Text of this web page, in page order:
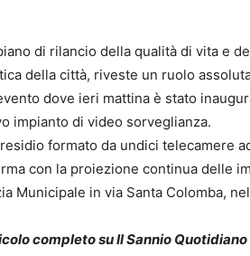
di rilancio della qualità di vita e
della città, riveste un ruolo
dove ieri mattina è stato
impianto di video sorveglianza.
formato da undici telecamere
con la proiezione continua delle
Municipale in via Santa Colomba,
completo su Il Sannio